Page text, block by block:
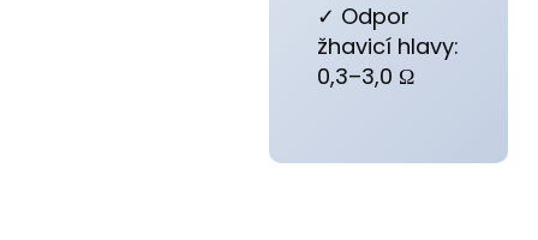
✓ Odpor
žhavicí hlavy:
0,3–3,0 Ω